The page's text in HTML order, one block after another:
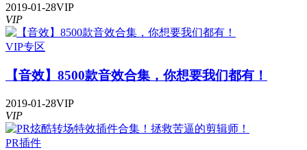
2019-01-28VIP
VIP
VIP专区
【音效】8500款音效合集，你想要我们都有！
2019-01-28VIP
VIP
PR插件